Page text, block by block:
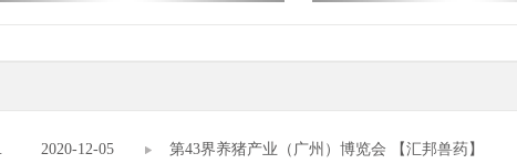
2020-12-05 第43界养猪产业（广州）博览会 【汇邦兽药】